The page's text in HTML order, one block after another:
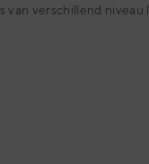
van verschillend niveau